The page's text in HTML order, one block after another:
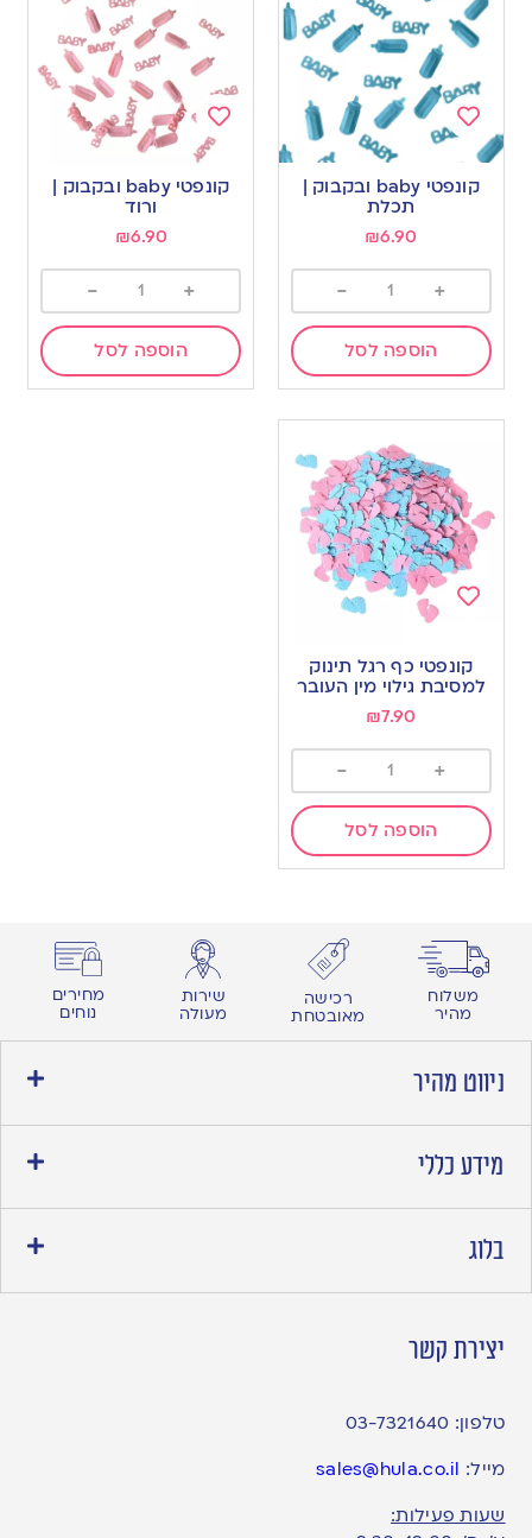
Add
to
wishlist
קונפטי baby ובקבוק |
תכלת
₪6.90
+
-
הוספה לסל
Add
to
wishlist
קונפטי baby ובקבוק |
ורוד
₪6.90
+
-
הוספה לסל
wishlist
קונפטי כף רגל תינוק
למסיבת גילוי מין העובר
₪7.90
+
-
הוספה לסל
משלוח
מהיר
רכישה
מאובטחת
שירות
מעולה
מחירים
נוחים
ניווט מהיר
מידע כללי
בלוג
יצירת קשר
טלפון: 03-7321640
מייל: sales@hula.co.il
שעות פעילות: